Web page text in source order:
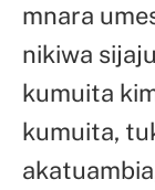
mnara
nikiwa
kumuita
kumuita,